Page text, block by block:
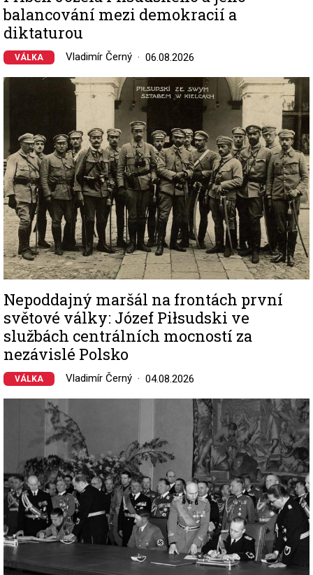
balancování mezi demokracií a
diktaturou
VÁLKA Vladimír Černý 06.08.2026
Image
Nepoddajný maršál na frontách první
světové války: Józef Piłsudski ve
službách centrálních mocností za
nezávislé Polsko
VÁLKA Vladimír Černý 04.08.2026